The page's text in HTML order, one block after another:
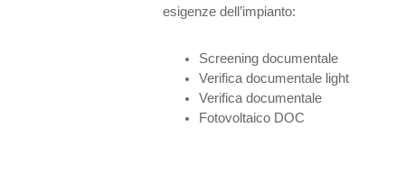
esigenze dell’impianto:
Screening documentale
Verifica documentale light
Verifica documentale
Fotovoltaico DOC